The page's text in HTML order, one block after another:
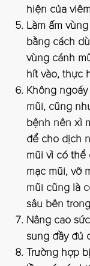
hiện của
Làm ấm
bằng cách
vùng cánh
hít vào, thực
Không
mũi, cũng
bệnh nên xì
để cho dịch
mũi vì có thể
mạc mũi, vỡ
mũi cũng là
sâu bên
Nâng cao
sung đầy đủ
Trường hợp